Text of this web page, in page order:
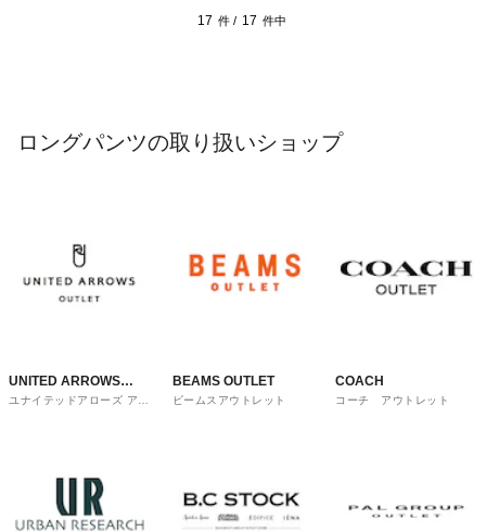
17 件 / 17 件中
ロングパンツの取り扱いショップ
UNITED ARROWS
OUTLET
ユナイテッドアローズ アウ
BEAMS OUTLET
ビームスアウトレット
COACH
コーチ アウトレット